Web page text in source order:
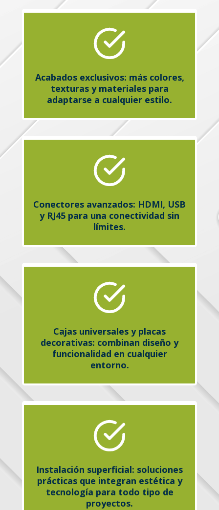
Acabados exclusivos: más colores,
texturas y materiales para
adaptarse a cualquier estilo.
Conectores avanzados: HDMI, USB
y RJ45 para una conectividad sin
límites.
Cajas universales y placas
decorativas: combinan diseño y
funcionalidad en cualquier
entorno.
Instalación superficial: soluciones
prácticas que integran estética y
tecnología para todo tipo de
proyectos.